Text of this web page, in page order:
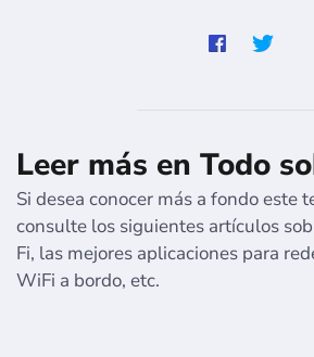
Leer más en Todo
Si desea conocer más a fondo este
consulte los siguientes artículos
Fi, las mejores aplicaciones para
WiFi a bordo, etc.